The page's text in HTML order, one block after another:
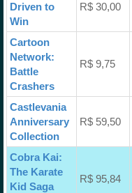
Driven to
Win
R$ 30,00
Cartoon
Network:
Battle
Crashers
R$ 9,75
Castlevania
Anniversary
Collection
R$ 59,50
Cobra Kai:
The Karate
Kid Saga
R$ 95,84